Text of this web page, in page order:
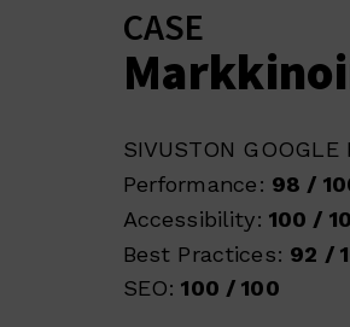
CASE
SIVUSTON GOOGLE
Performance: 98 /
Accessibility: 100 /
Best Practices: 92 /
SEO:100 / 100